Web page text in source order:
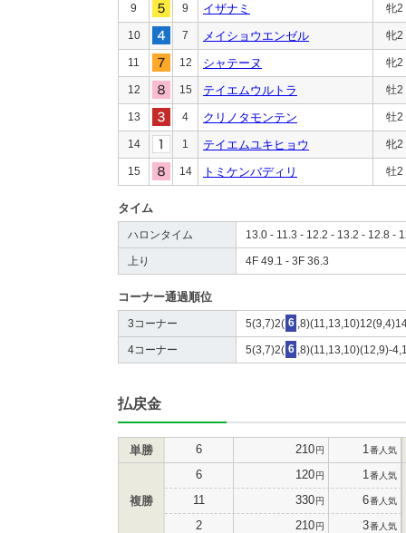
9 9 イザナミ 牝2
10 7 メイショウエンゼル 牝2
11 12 シャテーヌ 牝2
12 15 テイエムウルトラ 牡2
13 4 クリノタモンテン 牡2
14 1 テイエムユキヒョウ 牝2
15 14 トミケンバディリ 牡2
タイム
ハロンタイム 13.0 - 11.3 - 12.2 - 13.2 - 12.8 -
上り 4F 49.1 - 3F 36.3
コーナー通過順位
3コーナー 5(3,7)2( 6
4コーナー 5(3,7)2( 6 ,8)(11,13,10)(12,9)-
払戻金
単勝 6 210円 1 番人気
複勝
6 120円 1 番人気
11 330円 6番人気
2 210円 3番人気